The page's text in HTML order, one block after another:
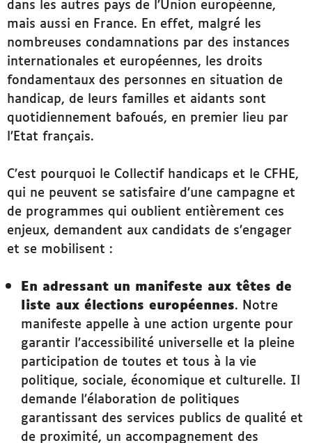
mais aussi en France. En effet, malgré les
nombreuses condamnations par des instances
internationales et européennes, les droits
fondamentaux des personnes en situation de
handicap, de leurs familles et aidants sont
quotidiennement bafoués, en premier lieu par
l’Etat français.
C’est pourquoi le Collectif handicaps et le CFHE,
qui ne peuvent se satisfaire d’une campagne et
de programmes qui oublient entièrement ces
enjeux, demandent aux candidats de s’engager
et se mobilisent :
En adressant un manifeste aux têtes de
liste aux élections européennes. Notre
manifeste appelle à une action urgente pour
garantir l’accessibilité universelle et la pleine
participation de toutes et tous à la vie
politique, sociale, économique et culturelle. Il
demande l’élaboration de politiques
garantissant des services publics de qualité et
de proximité, un accompagnement des